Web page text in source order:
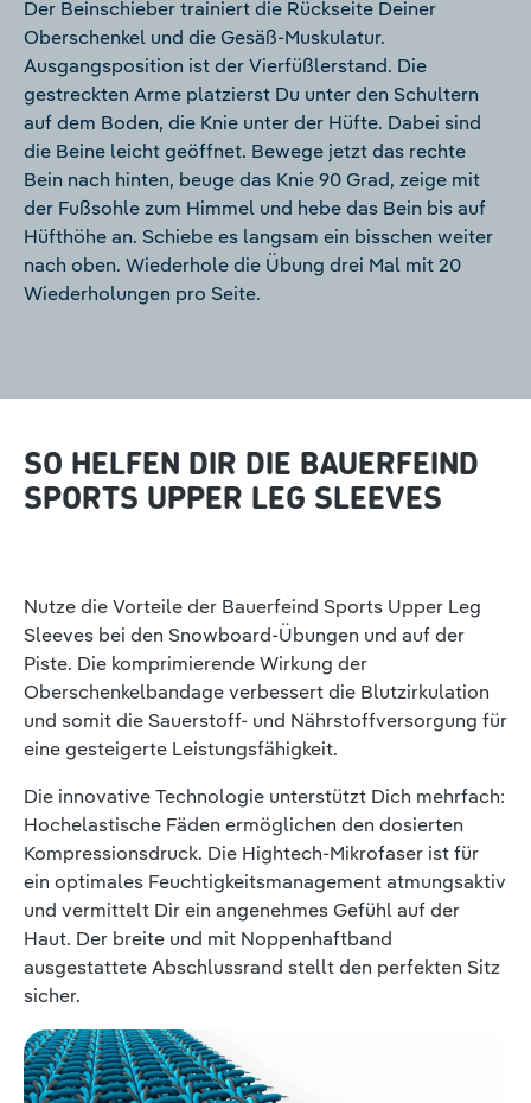
Der Beinschieber trainiert die Rückseite Deiner
Oberschenkel und die Gesäß-Muskulatur.
Ausgangsposition ist der Vierfüßlerstand. Die
gestreckten Arme platzierst Du unter den Schultern
auf dem Boden, die Knie unter der Hüfte. Dabei sind
die Beine leicht geöffnet. Bewege jetzt das rechte
Bein nach hinten, beuge das Knie 90 Grad, zeige mit
der Fußsohle zum Himmel und hebe das Bein bis auf
Hüfthöhe an. Schiebe es langsam ein bisschen weiter
nach oben. Wiederhole die Übung drei Mal mit 20
Wiederholungen pro Seite.
SO HELFEN DIR DIE BAUERFEIND
SPORTS UPPER LEG SLEEVES
Nutze die Vorteile der Bauerfeind Sports Upper Leg
Sleeves bei den Snowboard-Übungen und auf der
Piste. Die komprimierende Wirkung der
Oberschenkelbandage verbessert die Blutzirkulation
und somit die Sauerstoff- und Nährstoffversorgung für
eine gesteigerte Leistungsfähigkeit.
Die innovative Technologie unterstützt Dich mehrfach:
Hochelastische Fäden ermöglichen den dosierten
Kompressionsdruck. Die Hightech-Mikrofaser ist für
ein optimales Feuchtigkeitsmanagement atmungsaktiv
und vermittelt Dir ein angenehmes Gefühl auf der
Haut. Der breite und mit Noppenhaftband
ausgestattete Abschlussrand stellt den perfekten Sitz
sicher.